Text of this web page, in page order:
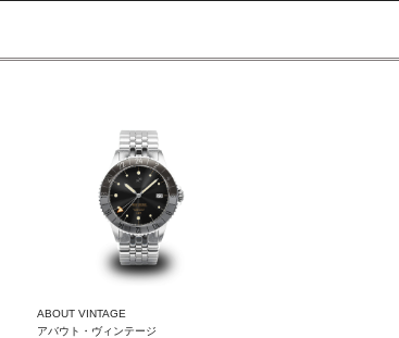
ABOUT VINTAGE
アバウト・ヴィンテージ